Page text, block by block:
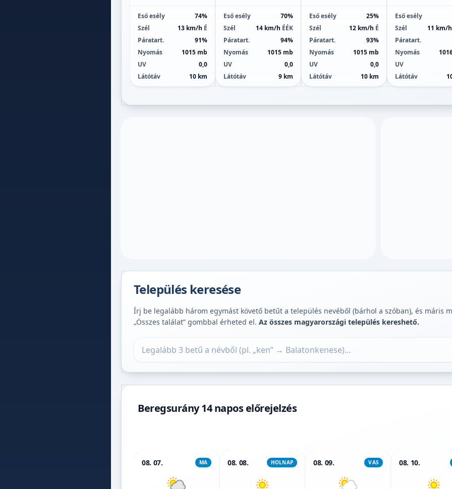
Eső esély
74%
Szél
13 km/h É
Páratart.
91%
Nyomás
1015 mb
UV
0,0
Látótáv
10 km
Eső esély
70%
Szél
14 km/h ÉÉK
Páratart.
94%
Nyomás
1015 mb
UV
0,0
Látótáv
9 km
Eső esély
25%
Szél
12 km/h É
Páratart.
93%
Nyomás
1015 mb
UV
0,0
Látótáv
10 km
Eső esély
Szél
11 km/h
Páratart.
Nyomás
UV
Látótáv
Település keresése
Írj be legalább három egymást követő betűt a település nevéből (bárhol a szóban), és máris
„Összes találat” gombbal érheted el. Az összes magyarországi település kereshető.
Beregsurány 14 napos előrejelzés
08. 07. MA 08. 08. HOLNAP 08. 09. VAS 08. 10.